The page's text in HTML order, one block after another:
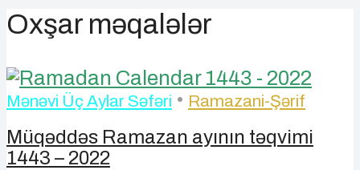
Oxşar məqalələr
Mənəvi Üç Aylar Səfəri • Ramazani-Şərif
Müqəddəs Ramazan ayının təqvimi
1443 – 2022